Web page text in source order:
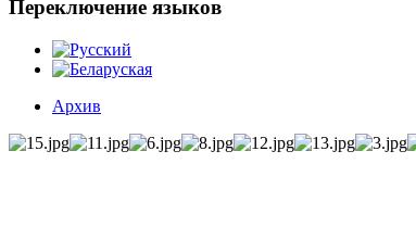
Переключение языков
Архив